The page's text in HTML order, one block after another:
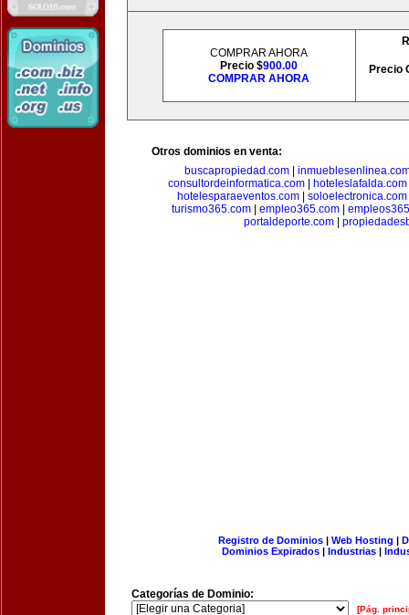
COMPRAR AHORA
Precio $900.00
COMPRAR AHORA
Precio
Otros dominios en venta:
buscapropiedad.com
consultordeinformatica.com| hoteleslafalda.com
hotelesparaeventos.com
soloelectronica.com
turismo365.com| empleo365.com|
portaldeporte.com|
Registro de Dominios| Web Hosting |
Dominios Expirados | Industrias |
Categorías de Dominio:
[Pág.